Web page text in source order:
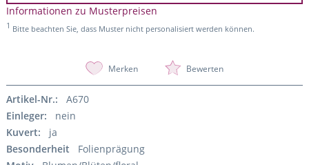
Informationen zu Musterpreisen
1 Bitte beachten Sie, dass Muster nicht personalisiert werden können.
Merken Bewerten
Artikel-Nr.:
A670
Einleger:
nein
Kuvert:
ja
Besonderheit
Folienprägung